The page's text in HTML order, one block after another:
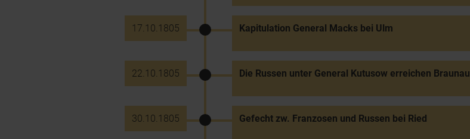
17.10.1805 Kapitulation General Macks bei Ulm
22.10.1805 Die Russen unter General Kutusow erreichen Braunau
30.10.1805 Gefecht zw. Franzosen und Russen bei Ried